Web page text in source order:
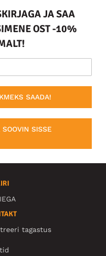
JA SAA
OST -10%
SAADA!
SISSE
tagastus